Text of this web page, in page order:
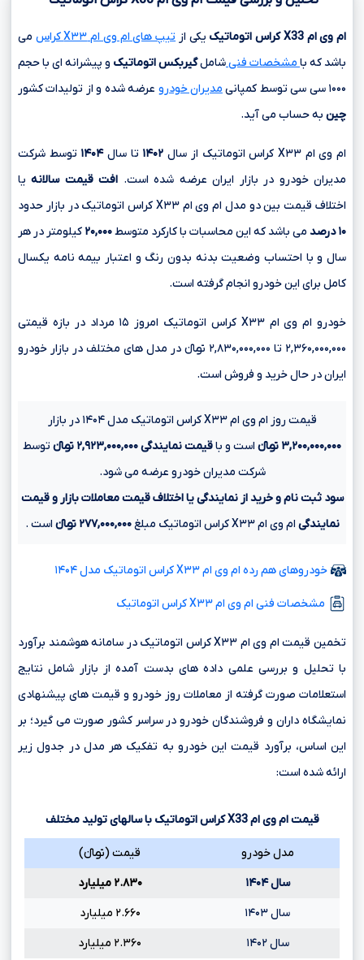
ام وی امX33کراس اتوماتیک یکی از تیپ های ام وی ام X۳۳ کراس
می
باشد که با مشخصات فنیشاملگیربکس اتوماتیک و پیشرانه ای با حجم
۱۰۰۰ سی سی
توسط کمپانی مدیران خودرو عرضه شده و از تولیدات کشور
چین به حساب می آید.
ام وی ام X۳۳ کراس اتوماتیک از سال ۱۴۰۲ تا سال۱۴۰۴ توسط شرکت
مدیران خودرو در بازار ایران عرضه شده است. افت قیمت سالانهیا
اختلاف قیمت بین دو مدل ام وی ام X۳۳ کراس اتوماتیک در بازار حدود
۱۰ درصد
می باشد که این محاسبات با کارکرد متوسط۲۰,۰۰۰ کیلومتر در هر
سال و با احتساب وضعیت بدنه بدون رنگ و اعتبار بیمه نامه یکسال
کامل برای این خودرو انجام گرفته است.
خودرو ام وی ام X۳۳ کراس اتوماتیک امروز ۱۵ مرداد در بازه قیمتی
۲,۳۶۰,۰۰۰,۰۰۰ تا ۲,۸۳۰,۰۰۰,۰۰۰ تومانءءء در مدل های مختلف در بازار خودرو
ایران در حال خرید و فروش است.
قیمت روز ام وی ام X۳۳ کراس اتوماتیک مدل ۱۴۰۴ در بازار
۳,۲۰۰,۰۰۰,۰۰۰ تومانءءء
است و باقیمت نمایندگی۲,۹۲۳,۰۰۰,۰۰۰ تومانءءء
توسط
شرکت مدیران خودرو عرضه می شود.
سود ثبت نام و خرید از نمایندگی یا اختلاف قیمت معاملات بازار و قیمت
نمایندگی ام وی ام X۳۳ کراس اتوماتیک مبلغ ۲۷۷,۰۰۰,۰۰۰ تومانءءء است .
خودروهای هم رده ام وی ام X۳۳ کراس اتوماتیک مدل ۱۴۰۴
مشخصات فنی ام وی ام X۳۳ کراس اتوماتیک
تخمین قیمت ام وی ام X۳۳ کراس اتوماتیک در سامانه هوشمند برآورد
با تحلیل و بررسی علمی داده های بدست آمده از بازار شامل نتایج
استعلامات صورت گرفته از معاملات روز خودرو و قیمت های پیشنهادی
نمایشگاه داران و فروشندگان خودرو در سراسر کشور صورت می گیرد؛ بر
این اساس، برآورد قیمت این خودرو به تفکیک هر مدل در جدول زیر
ارائه شده است:
قیمت ام وی امX33کراس اتوماتیک با سالهای تولید مختلف
مدل خودرو
قیمت (تومانءءء)
سال ۱۴۰۴
۲.۸۳۰ میلیارد
سال ۱۴۰۳
۲.۶۶۰ میلیارد
سال ۱۴۰۲
۲.۳۶۰ میلیارد